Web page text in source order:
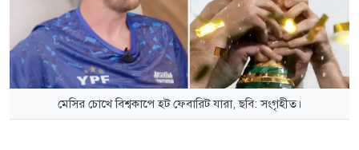
মেসির চোখে বিশ্বকাপে হট ফেবারিট যারা, ছবি: সংগৃহীত।